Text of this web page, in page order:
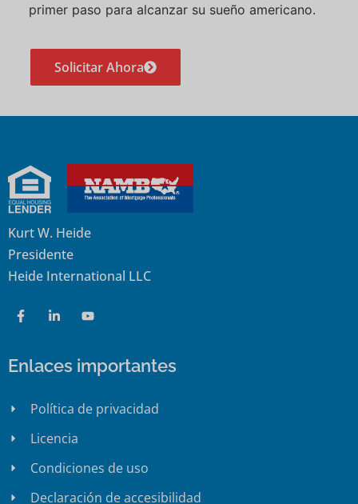
primer paso para alcanzar su sueño americano.
Solicitar Ahora
Kurt W. Heide
Presidente
Heide International LLC
Enlaces importantes
Política de privacidad
Licencia
Condiciones de uso
Declaración de accesibilidad